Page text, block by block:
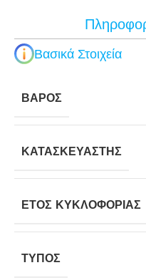
Βασικά Στοιχεία
ΒΆΡΟΣ
ΚΑΤΑΣΚΕΥΑΣΤΉΣ
ΈΤΟΣ ΚΥΚΛΟΦΟΡΊΑΣ
ΤΎΠΟΣ